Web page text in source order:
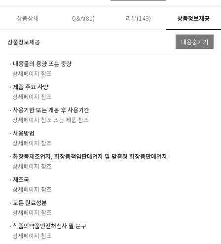
상품상세 Q&A(81) 리뷰(143) 상품정보제공
상품정보제공 내용숨기기
ㆍ내용물의 용량 또는 중량
상세페이지 참조
ㆍ제품 주요 사양
상세페이지 참조
ㆍ사용기한 또는 개봉 후 사용기간
상세페이지 참조 또는 제품 참조
ㆍ사용방법
상세페이지 참조
ㆍ화장품제조업자, 화장품책임판매업자 및 맞춤형 화장품판매업자
상세페이지 참조
ㆍ제조국
상세페이지 참조
ㆍ모든 원료성분
상세페이지 참조
ㆍ식품의약품안전처심사 필 문구
상세페이지 참조